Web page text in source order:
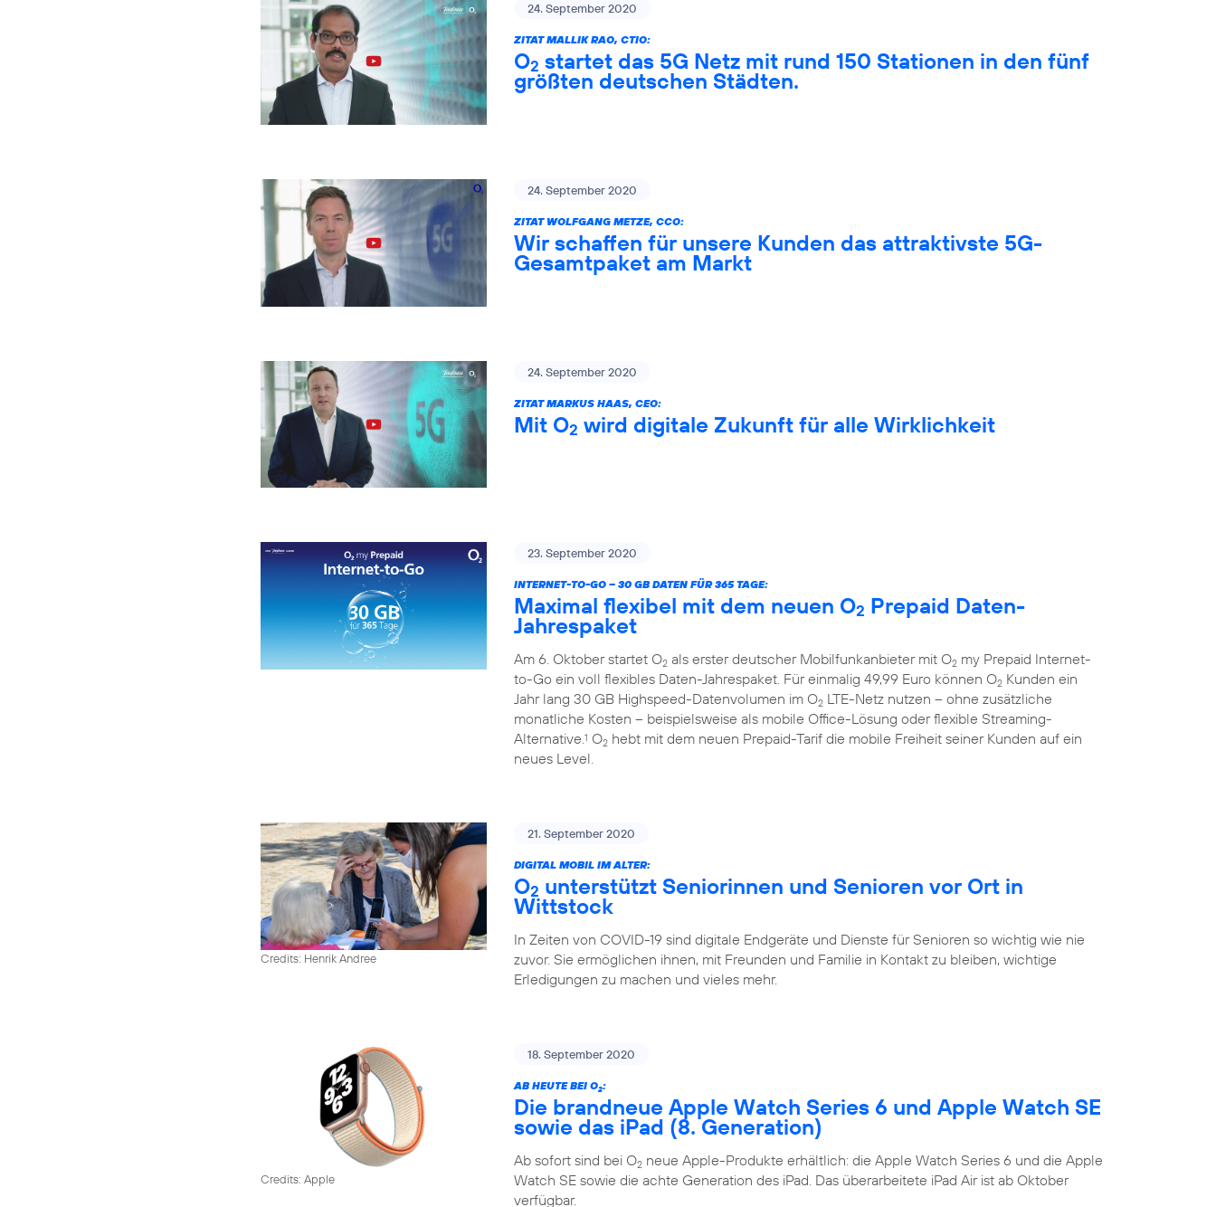
24. September 2020
ZITAT MALLIK RAO, CTIO:
O2 startet das 5G Netz mit rund 150 Stationen in den fünf
größten deutschen Städten.
24. September 2020
ZITAT WOLFGANG METZE, CCO:
Wir schaffen für unsere Kunden das attraktivste 5G-
Gesamtpaket am Markt
24. September 2020
ZITAT MARKUS HAAS, CEO:
Mit O2 wird digitale Zukunft für alle Wirklichkeit
23. September 2020
INTERNET-TO-GO – 30 GB DATEN FÜR 365 TAGE:
Maximal flexibel mit dem neuen O2 Prepaid Daten-
Jahrespaket
Am 6. Oktober startet O2 als erster deutscher Mobilfunkanbieter mit O2 my Prepaid Internet-
to-Go ein voll flexibles Daten-Jahrespaket. Für einmalig 49,99 Euro können O2 Kunden ein
Jahr lang 30 GB Highspeed-Datenvolumen im O2 LTE-Netz nutzen – ohne zusätzliche
monatliche Kosten – beispielsweise als mobile Office-Lösung oder flexible Streaming-
Alternative.1 O2 hebt mit dem neuen Prepaid-Tarif die mobile Freiheit seiner Kunden auf ein
neues Level.
Credits: Henrik Andree
21. September 2020
DIGITAL MOBIL IM ALTER:
O2 unterstützt Seniorinnen und Senioren vor Ort in
Wittstock
In Zeiten von COVID-19 sind digitale Endgeräte und Dienste für Senioren so wichtig wie nie
zuvor. Sie ermöglichen ihnen, mit Freunden und Familie in Kontakt zu bleiben, wichtige
Erledigungen zu machen und vieles mehr.
Credits: Apple
18. September 2020
AB HEUTE BEI O2:
Die brandneue Apple Watch Series 6 und Apple Watch SE
sowie das iPad (8. Generation)
Ab sofort sind bei O2 neue Apple-Produkte erhältlich: die Apple Watch Series 6 und die Apple
Watch SE sowie die achte Generation des iPad. Das überarbeitete iPad Air ist ab Oktober
verfügbar.